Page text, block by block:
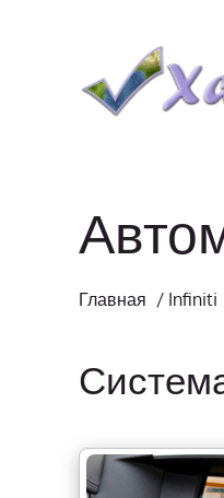
Главная / Infiniti